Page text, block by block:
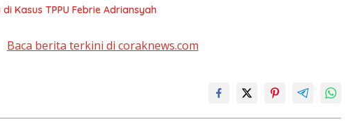
Kasus TPPU Febrie Adriansyah
Baca berita terkini di coraknews.com